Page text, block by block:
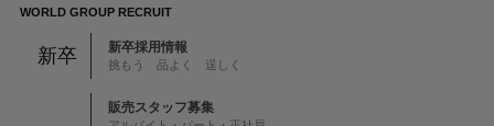
WORLD GROUP RECRUIT
新卒 新卒採用情報
挑もう 品よく 逞しく
販売スタッフ募集